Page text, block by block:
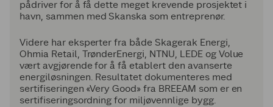
pådriver for å få dette meget krevende prosjektet i
havn, sammen med Skanska som entreprenør.
Videre har eksperter fra både Skagerak Energi,
Ohmia Retail, TrønderEnergi, NTNU, LEDE og Volue
vært avgjørende for å få etablert den avanserte
energiløsningen. Resultatet dokumenteres med
sertifiseringen «Very Good» fra BREEAM som er en
sertifiseringsordning for miljøvennlige bygg.